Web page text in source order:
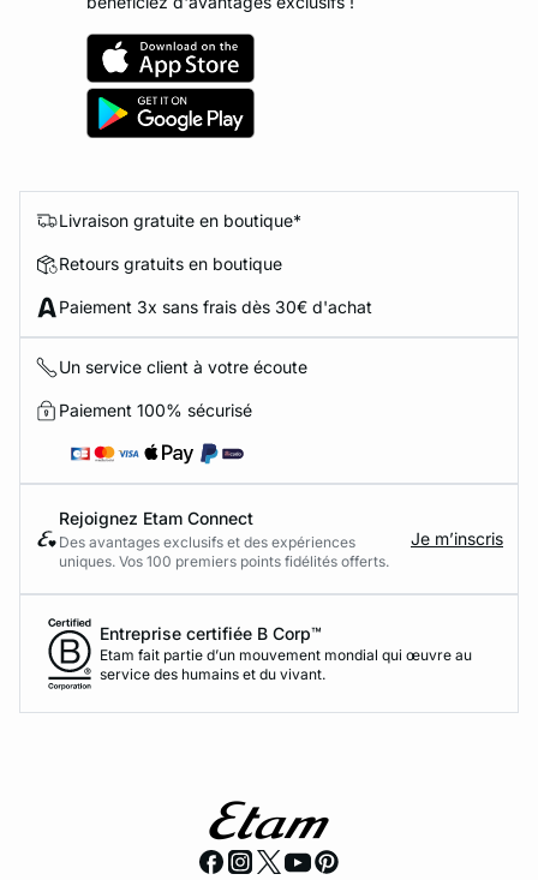
Livraison gratuite en boutique*
Retours gratuits en boutique
Paiement 3x sans frais dès 30€ d'achat
Un service client à votre écoute
Paiement 100% sécurisé
Rejoignez Etam Connect
Des avantages exclusifs et des expériences
uniques. Vos 100 premiers points fidélités offerts.
Je m’inscris
Entreprise certifiée B Corp™
Etam fait partie d’un mouvement mondial qui œuvre au
service des humains et du vivant.